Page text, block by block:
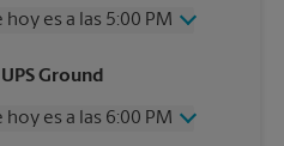
es a las 5:00 PM
Ground
es a las 6:00 PM